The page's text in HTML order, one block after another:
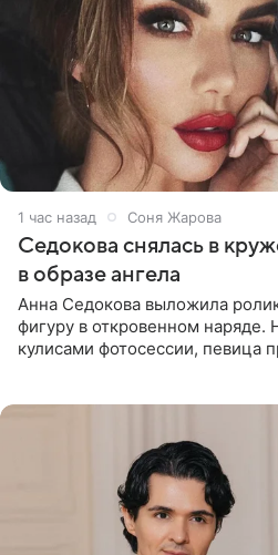
1 час назад Соня Жарова
Седокова снялась в
в образе ангела
Анна Седокова выложила
фигуру в откровенном наряде.
кулисами фотосессии, певица